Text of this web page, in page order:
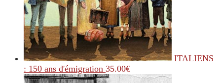
ITALIENS
: 150 ans d'émigration 35.00€